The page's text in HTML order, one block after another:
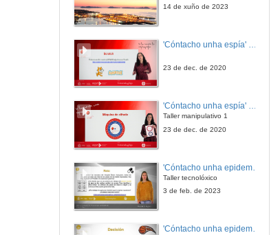
12 de mar. de 2020
6 de out. de 2018
14 de xuño de 2023
23 de dec. de 2020
'Cóntacho unha espía' Criptografía
Taller manipulativo 1
23 de dec. de 2020
Taller tecnolóxico
3 de feb. de 2023
'Cóntacho unha epidemióloga' Decisións nun partido de baloncesto 4